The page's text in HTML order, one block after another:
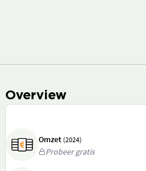
Overview
Omzet (2024)
Probeer gratis